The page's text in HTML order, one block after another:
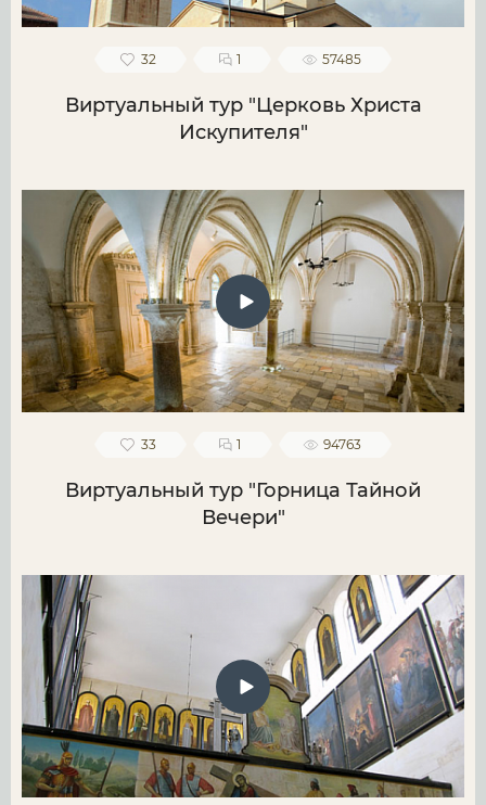
32 1 57485
Виртуальный тур "Церковь Христа
Искупителя"
33 1 94763
Виртуальный тур "Горница Тайной
Вечери"